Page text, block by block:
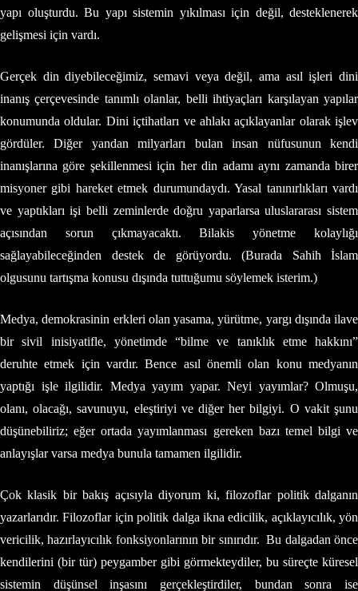
yapı oluşturdu. Bu yapı sistemin yıkılması için değil, desteklenerek
gelişmesi için vardı.
Gerçek din diyebileceğimiz, semavi veya değil, ama asıl işleri dini
inanış çerçevesinde tanımlı olanlar, belli ihtiyaçları karşılayan yapılar
konumunda oldular. Dini içtihatları ve ahlakı açıklayanlar olarak işlev
gördüler. Diğer yandan milyarları bulan insan nüfusunun kendi
inanışlarına göre şekillenmesi için her din adamı aynı zamanda birer
misyoner gibi hareket etmek durumundaydı. Yasal tanınırlıkları vardı
ve yaptıkları işi belli zeminlerde doğru yaparlarsa uluslararası sistem
açısından sorun çıkmayacaktı. Bilakis yönetme kolaylığı
sağlayabileceğinden destek de görüyordu. (Burada Sahih İslam
olgusunu tartışma konusu dışında tuttuğumu söylemek isterim.)
Medya, demokrasinin erkleri olan yasama, yürütme, yargı dışında ilave
bir sivil inisiyatifle, yönetimde “bilme ve tanıklık etme hakkını”
deruhte etmek için vardır. Bence asıl önemli olan konu medyanın
yaptığı işle ilgilidir. Medya yayım yapar. Neyi yayımlar? Olmuşu,
olanı, olacağı, savunuyu, eleştiriyi ve diğer her bilgiyi. O vakit şunu
düşünebiliriz; eğer ortada yayımlanması gereken bazı temel bilgi ve
anlayışlar varsa medya bunula tamamen ilgilidir.
Çok klasik bir bakış açısıyla diyorum ki, filozoflar politik dalganın
yazarlarıdır. Filozoflar için politik dalga ikna edicilik, açıklayıcılık, yön
vericilik, hazırlayıcılık fonksiyonlarının bir sınırıdır. Bu dalgadan önce
kendilerini (bir tür) peygamber gibi görmekteydiler, bu süreçte küresel
sistemin düşünsel inşasını gerçekleştirdiler, bundan sonra ise